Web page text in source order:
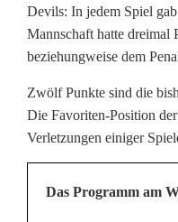
Devils: In jedem Spiel
Mannschaft hatte dreimal
beziehungweise dem
Zwölf Punkte sind die
Die Favoriten-Position
Verletzungen einiger
Das Programm am